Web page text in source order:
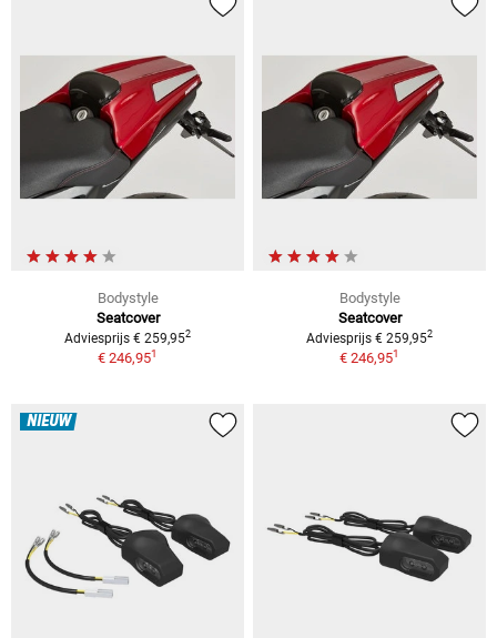
Bodystyle
Seatcover
Adviesprijs € 259,952
€ 246,951
Bodystyle
Seatcover
Adviesprijs € 259,952
€ 246,951
NIEUW